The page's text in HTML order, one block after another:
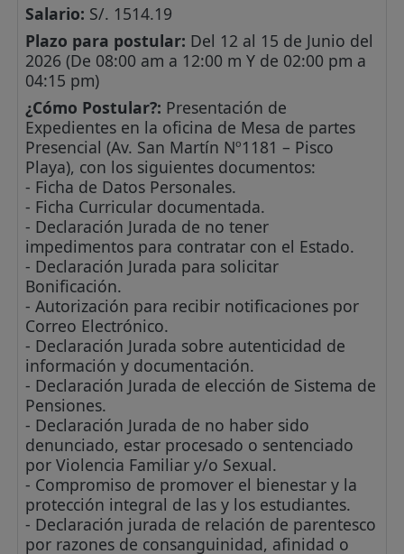
Salario: S/. 1514.19
Plazo para postular: Del 12 al 15 de Junio del
2026 (De 08:00 am a 12:00 m Y de 02:00 pm a
04:15 pm)
¿Cómo Postular?: Presentación de
Expedientes en la oficina de Mesa de partes
Presencial (Av. San Martín Nº1181 – Pisco
Playa), con los siguientes documentos:
- Ficha de Datos Personales.
- Ficha Curricular documentada.
- Declaración Jurada de no tener
impedimentos para contratar con el Estado.
- Declaración Jurada para solicitar
Bonificación.
- Autorización para recibir notificaciones por
Correo Electrónico.
- Declaración Jurada sobre autenticidad de
información y documentación.
- Declaración Jurada de elección de Sistema de
Pensiones.
- Declaración Jurada de no haber sido
denunciado, estar procesado o sentenciado
por Violencia Familiar y/o Sexual.
- Compromiso de promover el bienestar y la
protección integral de las y los estudiantes.
- Declaración jurada de relación de parentesco
por razones de consanguinidad, afinidad o